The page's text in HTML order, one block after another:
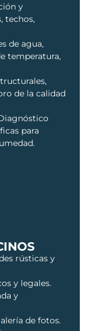
y
techos,
de agua,
temperatura,
de la calidad
para
rústicas y
y legales.
y
de fotos.